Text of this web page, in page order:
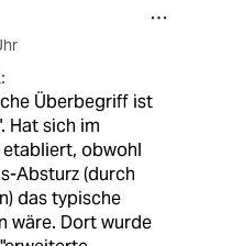
Überbegriff ist
Hat sich im
obwohl
Absturz (durch
das typische
wäre. Dort wurde